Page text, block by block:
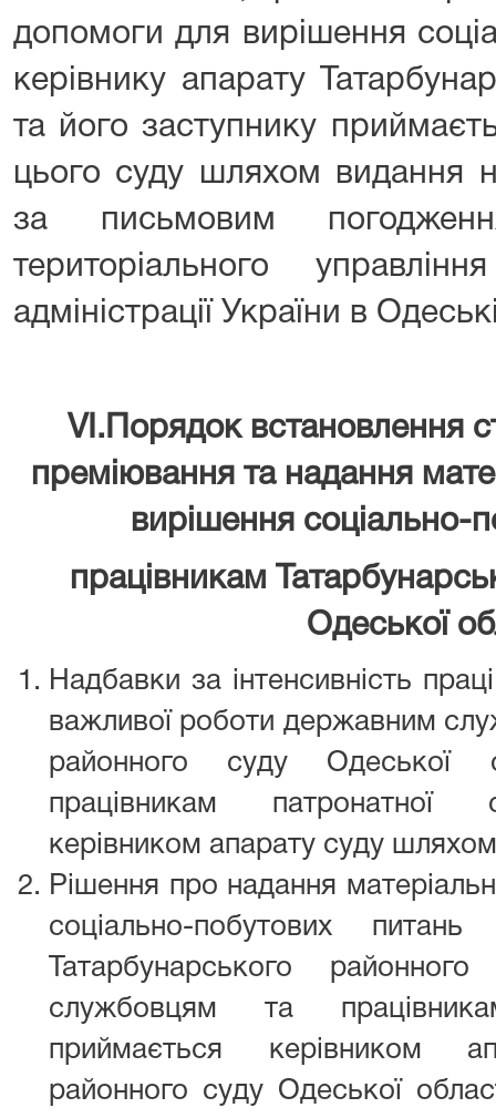
допомоги для вирішення
керівнику апарату
та його заступнику
цього суду шляхом видання
за письмовим
територіального
адміністрації України в
VI.Порядок встановлення
преміювання та надання
вирішення соціально-
працівникам
Одеської
Надбавки за інтенсивність
важливої роботи державним
районного суду Одеської
працівникам патронатної
керівником апарату суду
Рішення про надання
соціально-побутових
Татарбунарського
службовцям та
приймається керівником
районного суду Одеської